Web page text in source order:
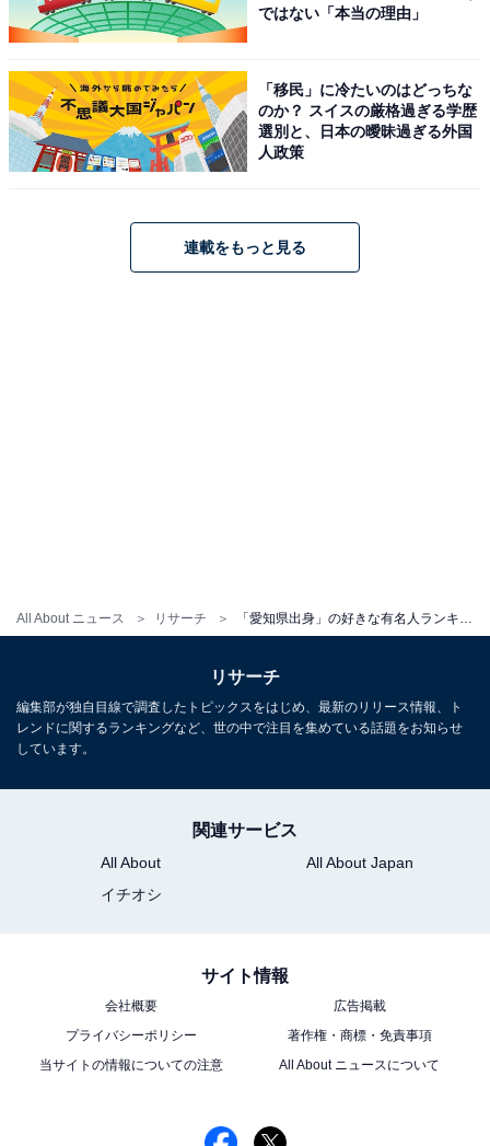
All About ニュース リサーチ
井郡豊山町出身のイチローさんは、愛知工業大学名電高
校から1991年にオリックス・ブルーウェーブ（現オリッ
多くの記録を打ち立て、1995年には首位打者、打点王、
盗塁王、最多安打、最高出塁率といった「打者五冠王」
を達成します。
その後は、メジャーリーグのシアトル・マリナーズに移
籍して世界を舞台に大活躍を見せます。日米通算で4367
＞次ページ：9位までの全ランキング結果を見る
どを制作。その後、フリーランスの編集・ライターに転
身。芸能情報に精通し、週刊誌、ネットニュースでテレ
ビや芸能人に関するコラムなどを執筆。編集プロダクシ
ではない「本当の理由」
「移民」に冷たいのはどっちな
のか？ スイスの厳格過ぎる学歴
選別と、日本の曖昧過ぎる外国
人政策
連載をもっと見る
リサーチ
編集部が独自目線で調査したトピックスをはじめ、最新のリリース情報、ト
レンドに関するランキングなど、世の中で注目を集めている話題をお知らせ
しています。
関連サービス
All About
All About Japan
イチオシ
サイト情報
会社概要
広告掲載
プライバシーポリシー
著作権・商標・免責事項
当サイトの情報についての注意
All About ニュースについて